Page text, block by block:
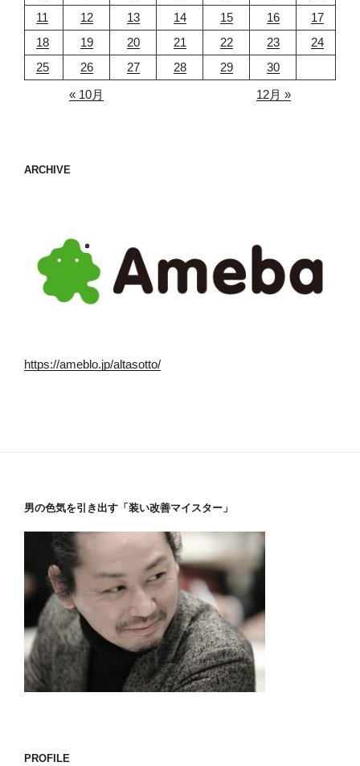
11
12 13 14 15 16
17
18
19 20 21 22 23
24
25
26 27 28 29
30
« 10月
12月 »
ARCHIVE
https://ameblo.jp/altasotto/
男の色気を引き出す「装い改善マイスター」
PROFILE